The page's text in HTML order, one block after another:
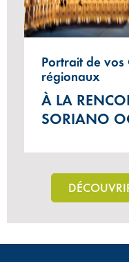
Portrait de vos
régionaux
À LA
SORIANO